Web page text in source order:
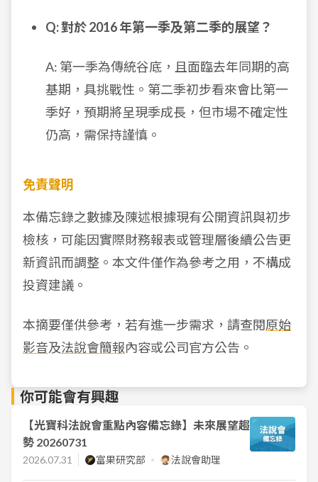
Q: 對於 2016 年第一季及第二季的展望？
A: 第一季為傳統谷底，且面臨去年同期的高
基期，具挑戰性。第二季初步看來會比第一
季好，預期將呈現季成長，但市場不確定性
仍高，需保持謹慎。
免責聲明
本備忘錄之數據及陳述根據現有公開資訊與初步
檢核，可能因實際財務報表或管理層後續公告更
新資訊而調整。本文件僅作為參考之用，不構成
投資建議。
本摘要僅供參考，若有進一步需求，請查閱原始
影音及法說會簡報內容或公司官方公告。
你可能會有興趣
【光寶科法說會重點內容備忘錄】未來展望趨
勢 20260731
2026.07.31 富果研究部 法說會助理